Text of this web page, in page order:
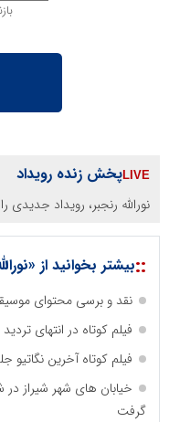
پخش زنده رویداد
نورالله رنجبر، رویداد
::بیشتر بخوانید از
نقد و برسی محتوای
فیلم کوتاه در انتهای
فیلم کوتاه آخرین نگاتیو
خیابان های شهر شیراز
گرفت